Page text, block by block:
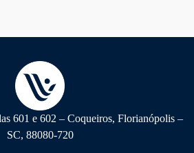
601 e 602 – Coqueiros, Florianópolis –
SC, 88080-720